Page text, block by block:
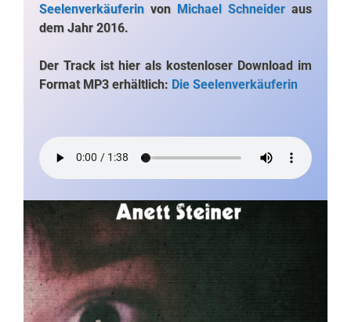
Seelenverkäuferin von Michael Schneideraus
dem Jahr 2016.
Der Track ist hier als kostenloser Download im
Format MP3 erhältlich: Die Seelenverkäuferin